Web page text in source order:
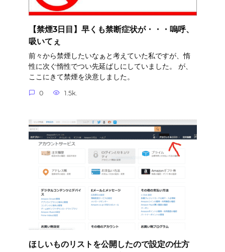
【禁煙3日目】早くも禁断症状が・・・嗚呼、
吸いてぇ
前々から禁煙したいなぁと考えていた私ですが、惰
性に次ぐ惰性でつい先延ばしにしていました。 が、
ここにきて禁煙を決意しました。
0 1.5k.
ほしいものリストを公開したので設定の仕方